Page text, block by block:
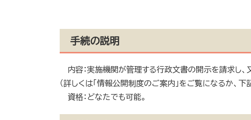
手続の説明
内容：実施機関が管理する行政文書の開示を請求し、
（詳しくは「情報公開制度のご案内」をご覧になるか、
資格：どなたでも可能。